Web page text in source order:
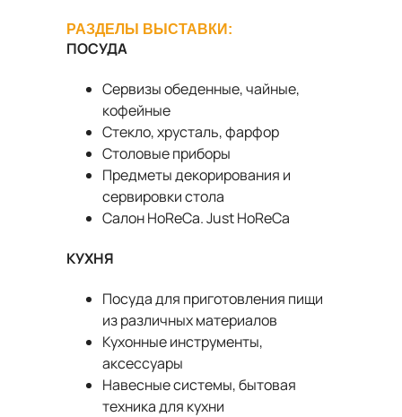
РАЗДЕЛЫ ВЫСТАВКИ:
ПОСУДА
Сервизы обеденные, чайные,
кофейные
Стекло, хрусталь, фарфор
Столовые приборы
Предметы декорирования и
сервировки стола
Салон HoReCa. Just HoReCа
КУХНЯ
Посуда для приготовления пищи
из различных материалов
Кухонные инструменты,
аксессуары
Навесные системы, бытовая
техника для кухни